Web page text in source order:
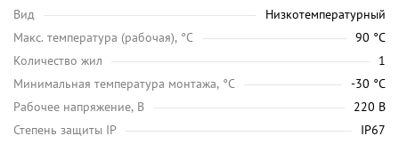
Вид
Низкотемпературный
Maкс. температура (рабочая), °C
90 °C
Количество жил
1
Минимальная температура монтажа, °C
-30 °C
Рабочее напряжение, В
220 В
Степень защиты IP
IP67